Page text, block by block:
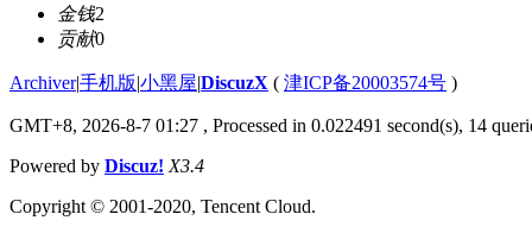
金钱2
贡献0
Archiver|手机版|小黑屋|DiscuzX ( 津ICP备20003574号 )
GMT+8, 2026-8-7 01:27 , Processed in 0.022491 second(s), 14
Powered by Discuz! X3.4
Copyright © 2001-2020, Tencent Cloud.